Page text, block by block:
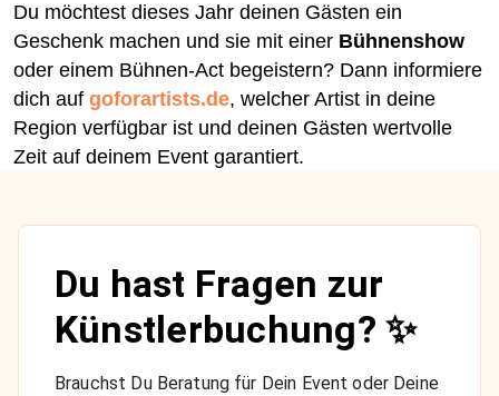
Du möchtest dieses Jahr deinen Gästen ein
Geschenk machen und sie mit einer Bühnenshow
oder einem Bühnen-Act begeistern? Dann informiere
dich auf goforartists.de, welcher Artist in deine
Region verfügbar ist und deinen Gästen wertvolle
Zeit auf deinem Event garantiert.
Du hast Fragen zur
Künstlerbuchung? ✨
Brauchst Du Beratung für Dein Event oder Deine